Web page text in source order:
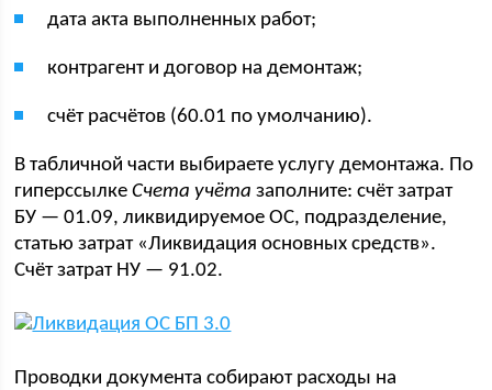
дата акта выполненных работ;
контрагент и договор на демонтаж;
счёт расчётов (60.01 по умолчанию).
В табличной части выбираете услугу демонтажа. По
гиперссылкеСчета учёта заполните: счёт затрат
БУ — 01.09, ликвидируемое ОС, подразделение,
статью затрат «Ликвидация основных средств».
Счёт затрат НУ — 91.02.
Проводки документа собирают расходы на